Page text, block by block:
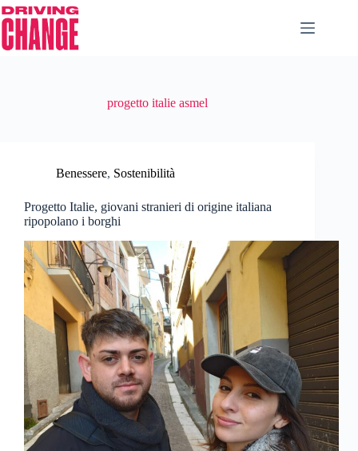
progetto italie asmel
Benessere, Sostenibilità
Progetto Italie, giovani stranieri di origine italiana
ripopolano i borghi